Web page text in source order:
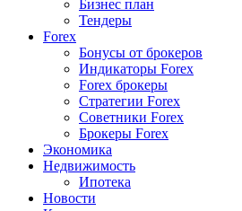
Бизнес план
Тендеры
Forex
Бонусы от брокеров
Индикаторы Forex
Forex брокеры
Стратегии Forex
Советники Forex
Брокеры Forex
Экономика
Недвижимость
Ипотека
Новости